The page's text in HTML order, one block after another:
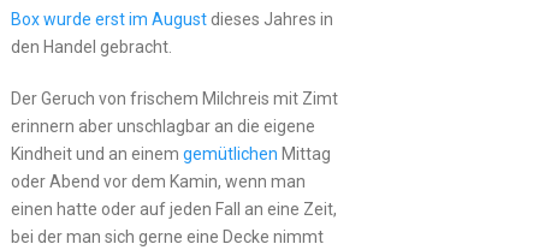
Box wurde erst im Augustdieses Jahres in
den Handel gebracht.
Der Geruch von frischem Milchreis mit Zimt
erinnern aber unschlagbar an die eigene
Kindheit und an einem gemütlichen Mittag
oder Abend vor dem Kamin, wenn man
einen hatte oder auf jeden Fall an eine Zeit,
bei der man sich gerne eine Decke nimmt